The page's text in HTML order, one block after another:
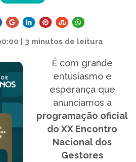
| 3 minutos de leitura
É com grande
entusiasmo e
esperança que
anunciamos a
programação oficial
do XX Encontro
Nacional dos
Gestores